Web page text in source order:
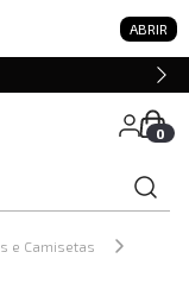
ABRIR
0
e Camisetas